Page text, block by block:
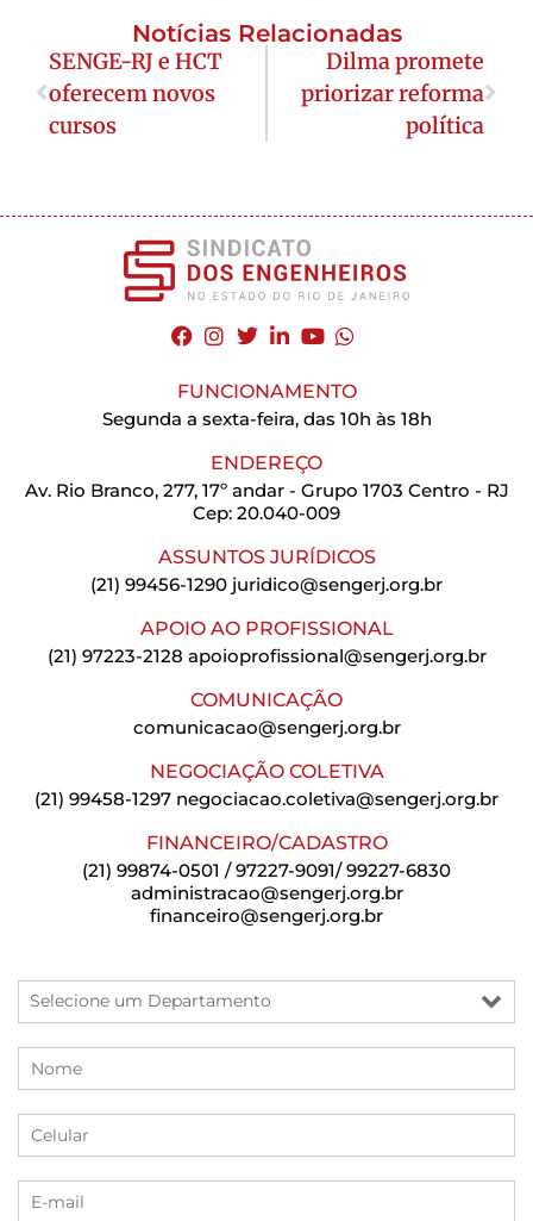
Notícias Relacionadas
SENGE-RJ e HCT
oferecem novos
cursos
Dilma promete
priorizar reforma
política
FUNCIONAMENTO
Segunda a sexta-feira, das 10h às 18h
ENDEREÇO
Av. Rio Branco, 277, 17º andar - Grupo 1703 Centro - RJ
Cep: 20.040-009
ASSUNTOS JURÍDICOS
(21) 99456-1290 juridico@sengerj.org.br
APOIO AO PROFISSIONAL
(21) 97223-2128 apoioprofissional@sengerj.org.br
COMUNICAÇÃO
comunicacao@sengerj.org.br
NEGOCIAÇÃO COLETIVA
(21) 99458-1297 negociacao.coletiva@sengerj.org.br
FINANCEIRO/CADASTRO
(21) 99874-0501 / 97227-9091/ 99227-6830
administracao@sengerj.org.br
financeiro@sengerj.org.br